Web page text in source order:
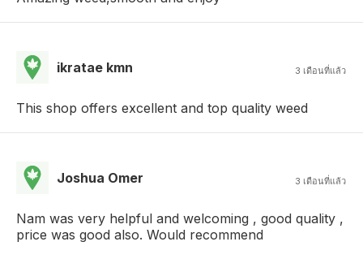
ikratae kmn 3 เดือนที่แล้ว
This shop offers excellent and top quality weed
Joshua Omer 3 เดือนที่แล้ว
Nam was very helpful and welcoming , good quality ,
price was good also. Would recommend